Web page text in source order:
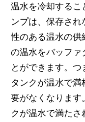
温水を冷却するこ
ンプは、保存さ
性のある温水の供
の温水をバッファ
とができます。
タンクが温水で
要がなくなりま
クが温水で満た